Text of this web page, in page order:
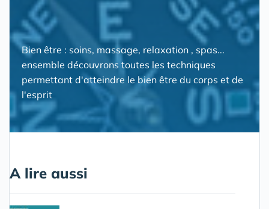
Bien être : soins, massage, relaxation , spas...
ensemble découvrons toutes les techniques
permettant d'atteindre le bien être du corps et de
l'esprit
A lire aussi